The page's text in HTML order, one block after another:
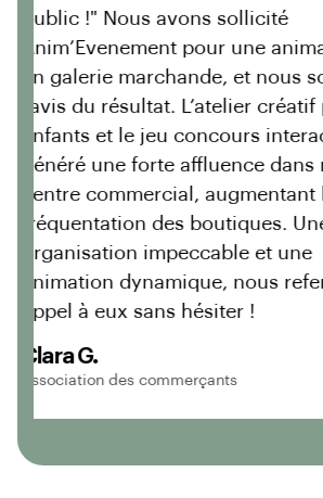
public !" Nous avons
Anim’Evenement pour
en galerie marchande,
ravis du résultat.
enfants et le jeu
généré une forte
centre commercial,
fréquentation des
organisation impeccable
animation dynamique,
appel à eux sans hésiter !
Association des commerçants